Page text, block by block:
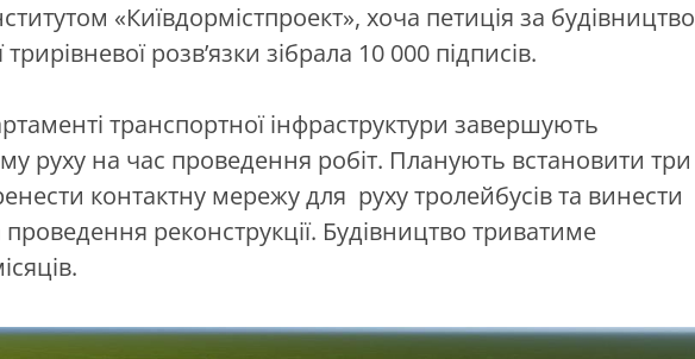
«Київдормістпроект», хоча петиція за будівництво
розв’язки зібрала 10 000 підписів.
транспортної інфраструктури завершують
руху на час проведення робіт. Планують встановити три
контактну мережу для руху тролейбусів та винести
реконструкції. Будівництво триватиме